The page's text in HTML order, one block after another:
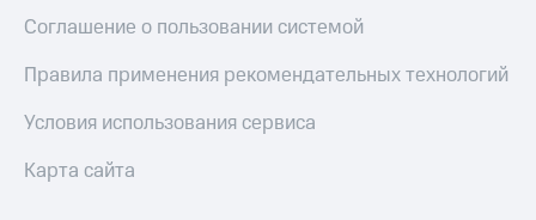
Соглашение о пользовании системой
Правила применения рекомендательных технологий
Условия использования сервиса
Карта сайта